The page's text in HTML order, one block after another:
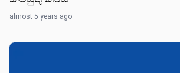
almost 5 years ago